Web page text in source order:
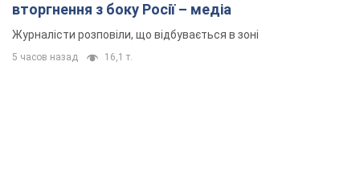
вторгнення з боку Росії – медіа
Журналісти розповіли, що відбувається в зоні
5 часов назад 16,1 т.